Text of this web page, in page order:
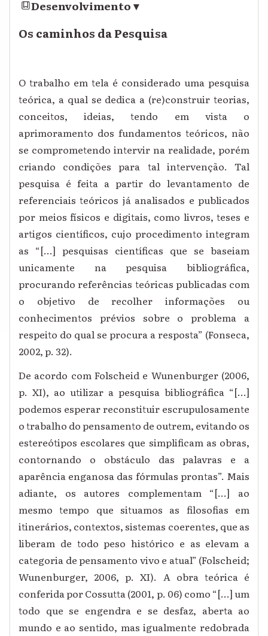
Desenvolvimento▾
Os caminhos da Pesquisa
O trabalho em tela é considerado uma pesquisa
teórica, a qual se dedica a (re)construir teorias,
conceitos, ideias, tendo em vista o
aprimoramento dos fundamentos teóricos, não
se comprometendo intervir na realidade, porém
criando condições para tal intervenção. Tal
pesquisa é feita a partir do levantamento de
referenciais teóricos já analisados e publicados
por meios físicos e digitais, como livros, teses e
artigos científicos, cujo procedimento integram
as “[...] pesquisas científicas que se baseiam
unicamente na pesquisa bibliográfica,
procurando referências teóricas publicadas com
o objetivo de recolher informações ou
conhecimentos prévios sobre o problema a
respeito do qual se procura a resposta” (Fonseca,
2002, p. 32).
De acordo com Folscheid e Wunenburger (2006,
p. XI), ao utilizar a pesquisa bibliográfica “[...]
podemos esperar reconstituir escrupulosamente
o trabalho do pensamento de outrem, evitando os
estereótipos escolares que simplificam as obras,
contornando o obstáculo das palavras e a
aparência enganosa das fórmulas prontas”. Mais
adiante, os autores complementam “[...] ao
mesmo tempo que situamos as filosofias em
itinerários, contextos, sistemas coerentes, que as
liberam de todo peso histórico e as elevam a
categoria de pensamento vivo e atual” (Folscheid;
Wunenburger, 2006, p. XI). A obra teórica é
conferida por Cossutta (2001, p. 06) como “[...] um
todo que se engendra e se desfaz, aberta ao
mundo e ao sentido, mas igualmente redobrada